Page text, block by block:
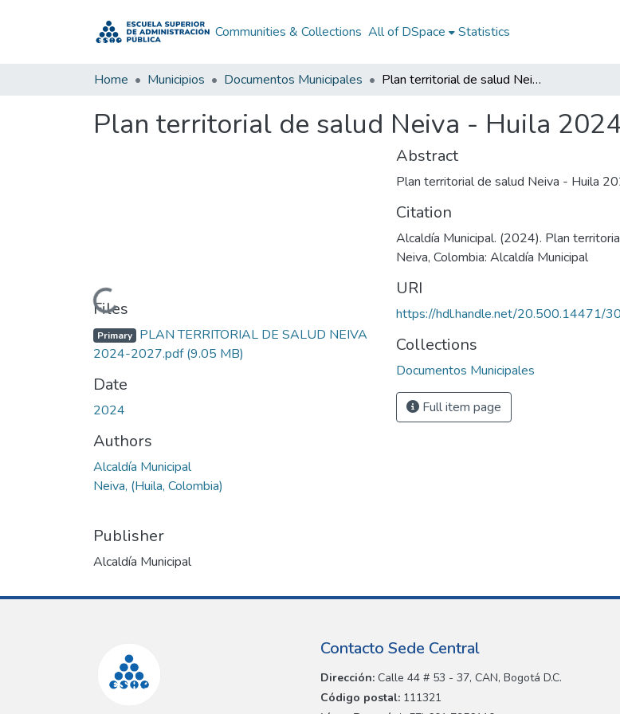
Communities & Collections All of DSpace Statistics
Home Municipios Documentos Municipales Plan territorial de salud Neiva - Huila 2024-2027
Plan territorial de salud Neiva - Huila
Loading...
Files
Primary PLAN TERRITORIAL DE SALUD NEIVA
2024-2027.pdf(9.05 MB)
Date
2024
Authors
Alcaldía Municipal
Neiva, (Huila, Colombia)
Publisher
Alcaldía Municipal
Abstract
Plan territorial de salud Neiva - Huila
Citation
Alcaldía Municipal. (2024). Plan
Neiva, Colombia: Alcaldía Municipal
URI
https://hdl.handle.net/20.500.14471/
Collections
Documentos Municipales
Full item page
Contacto Sede Central
Dirección: Calle 44 # 53 - 37, CAN, Bogotá D.C.
Código postal: 111321